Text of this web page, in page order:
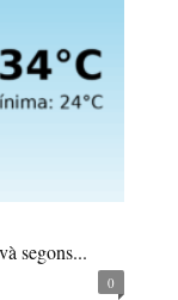
segons...
0